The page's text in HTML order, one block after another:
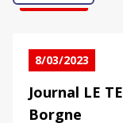
8/03/2023
Journal LE
Borgne